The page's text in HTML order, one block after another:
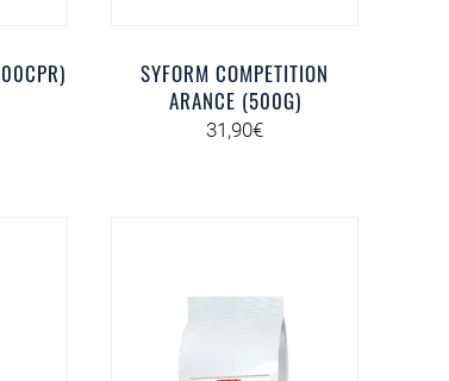
SYFORM COMPETITION
ARANCE (500G)
31,90€